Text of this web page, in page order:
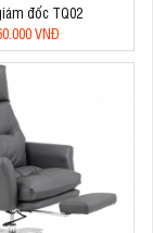
đốc TQ02
VNĐ